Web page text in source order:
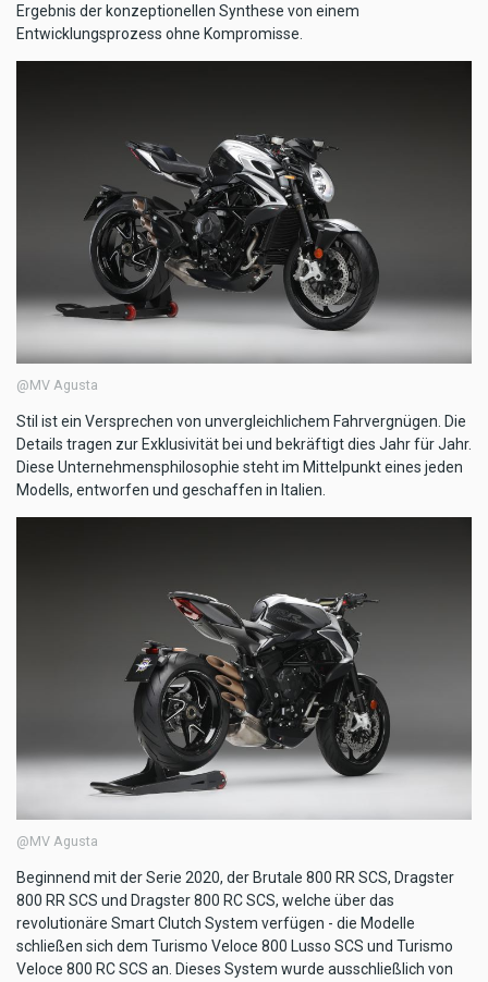
Ergebnis der konzeptionellen Synthese von einem
Entwicklungsprozess ohne Kompromisse.
@MV Agusta
Stil ist ein Versprechen von unvergleichlichem Fahrvergnügen. Die
Details tragen zur Exklusivität bei und bekräftigt dies Jahr für Jahr.
Diese Unternehmensphilosophie steht im Mittelpunkt eines jeden
Modells, entworfen und geschaffen in Italien.
@MV Agusta
Beginnend mit der Serie 2020, der Brutale 800 RR SCS, Dragster
800 RR SCS und Dragster 800 RC SCS, welche über das
revolutionäre Smart Clutch System verfügen - die Modelle
schließen sich dem Turismo Veloce 800 Lusso SCS und Turismo
Veloce 800 RC SCS an. Dieses System wurde ausschließlich von